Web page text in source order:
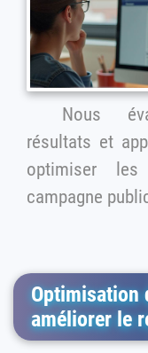
Nous évaluons régulièrement les
résultats et
optimiser les
campagne
Optimisation
améliorer le